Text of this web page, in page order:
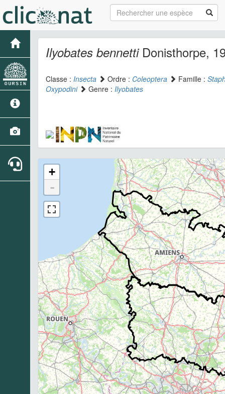
Ilyobates bennettiDonisthorpe,
Classe : Insecta Ordre : Coleoptera Famille :
Oxypodini
Genre : Ilyobates
+
-